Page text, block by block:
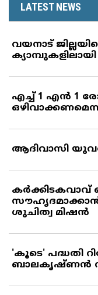
LATEST NEWS
വയനാട്
ക്യാമ്പുകളിലായി
എച്ച് 1 എന്‍ 1
ആദിവാസി
കര്‍ക്കിടകവാവ്
സൗഹൃദമാക്കാന്‍
ശുചിത്വ മിഷന്‍
'കൂടെ' പദ്ധതി
ബാലകൃഷ്ണന്‍